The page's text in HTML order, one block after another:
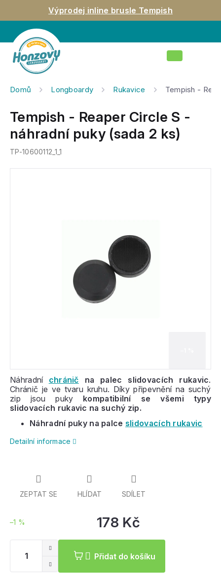
obsah
Výprodej inline brusle Tempish
Nákupní
Domů Longboardy Rukavice Tempish -
Tempish - Reaper Circle S -
náhradní puky (sada 2 ks)
TP-10600112_1_1
–1 % 178 Kč
Přidat do košíku
Náhradní chránič na palec slidovacích rukavic.
Chránič je ve tvaru kruhu. Díky připevnění na suchý
zip jsou puky kompatibilní se všemi typy
slidovacích rukavic na suchý zip.
Náhradní puky na palce slidovacích rukavic
Detailní informace
ZEPTAT SE HLÍDAT SDÍLET